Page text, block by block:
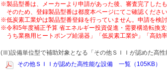
※製品型番は、メーカーより申請があった後、審査完了した
そのため、登録製品型番は都度本ページにてご確認ください
※低炭素工業炉は製品型番登録を行っていません。申請を検
※令和5年度補正予算 省エネルギー投資促進・需要構造転換
うち業務用ヒートポンプ給湯器」「低炭素工業炉」「高効
(Ⅲ)設備単位型で補助対象となる「その他ＳＩＩが認めた高性
その他ＳＩＩが認めた高性能な設備 一覧（105KB）